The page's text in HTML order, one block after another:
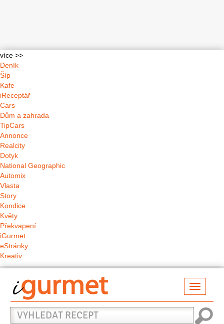
více >>
Deník
Šíp
Kafe
iReceptář
Cars
Dům a zahrada
TipCars
Annonce
Realcity
Dotyk
National Geographic
Automix
Vlasta
Story
Kondice
Květy
Překvapení
iGurmet
eStránky
Kreativ
Vyhledat
recept